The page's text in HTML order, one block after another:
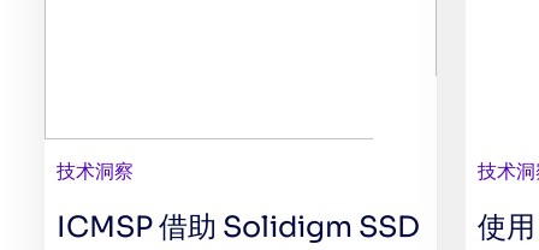
技术洞察
ICMSP 借助 Solidigm SSD
技术
使